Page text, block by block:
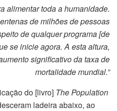
alimentar toda a humanidade.
de milhões de pessoas
de qualquer programa [de
se inicie agora. A esta altura,
significativo da taxa de
mortalidade mundial.”
do [livro] The Population
ladeira abaixo, ao